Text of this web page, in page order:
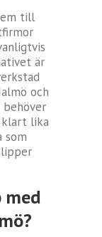
till
är
och
klart lika
som
med